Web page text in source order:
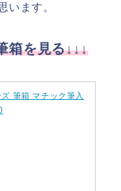
います。
箱を見る↓↓↓
筆箱 マチック筆入